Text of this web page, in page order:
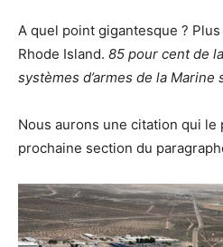
A quel point gigantesque ? Plus
Rhode Island. 85 pour cent de
systèmes d’armes de la Marine
Nous aurons une citation qui le
prochaine section du